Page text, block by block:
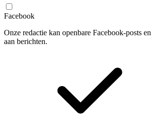
Facebook
Onze redactie kan openbare Facebook-posts
aan berichten.